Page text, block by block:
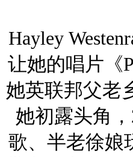
Hayley
让她的唱片《
她英联邦父老
她初露头角
歌、半老徐娘